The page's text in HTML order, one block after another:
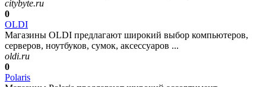
citybyte.ru
0
OLDI
Магазины OLDI предлагают широкий выбор компьютеров,
серверов, ноутбуков, сумок, аксессуаров ...
oldi.ru
0
Polaris